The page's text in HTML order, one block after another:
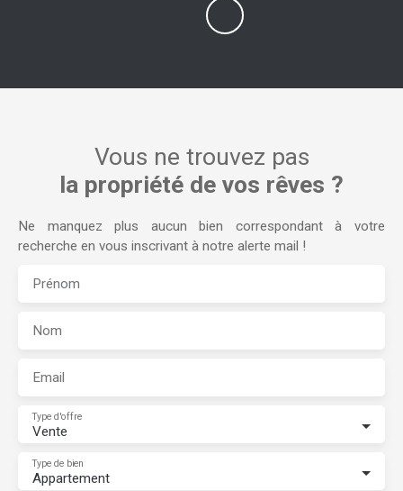
Vous ne trouvez pas
la propriété de vos rêves ?
Ne manquez plus aucun bien correspondant à votre
recherche en vous inscrivant à notre alerte mail !
Prénom
Nom
Email
Vente
Type d'offre
Appartement
Type de bien